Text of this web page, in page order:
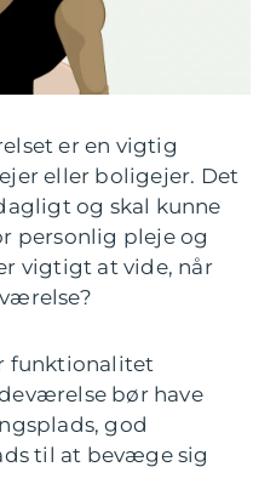
er en vigtig
eller boligejer. Det
og skal kunne
personlig pleje og
vigtigt at vide, når
funktionalitet
bør have
god
til at bevæge sig